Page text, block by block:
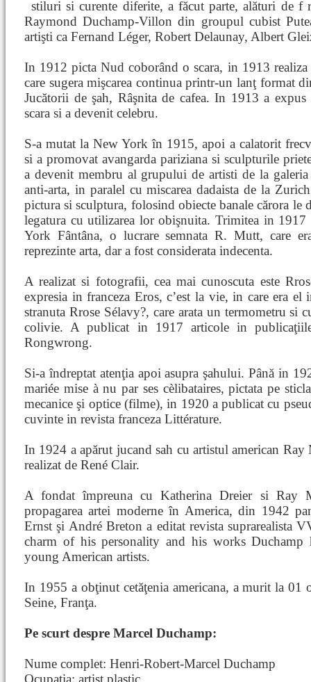
stiluri si curente diferite, a făcut parte, alături de f
Raymond Duchamp-Villon din groupul cubist
artişti ca Fernand Léger, Robert Delaunay, Albert
In 1912 picta Nud coborând o scara, in 1913
care sugera mişcarea continua printr-un lanţ format
Jucătorii de şah, Râşnita de cafea. In 1913 a
scara si a devenit celebru.
S-a mutat la New York în 1915, apoi a calatorit
si a promovat avangarda pariziana si sculpturile
a devenit membru al grupului de artisti de la
anti-arta, in paralel cu miscarea dadaista de la
pictura si sculptura, folosind obiecte banale cărora le
legatura cu utilizarea lor obişnuita. Trimitea in
York Fântâna, o lucrare semnata R. Mutt, care
reprezinte arta, dar a fost considerata indecenta.
A realizat si fotografii, cea mai cunoscuta este
expresia in franceza Eros, c’est la vie, in care era
stranuta Rrose Sélavy?, care arata un termometru si
colivie. A publicat in 1917 articole in
Rongwrong.
Si-a îndreptat atenţia apoi asupra şahului. Până in
mariée mise à nu par ses cèlibataires, pictata pe
mecanice şi optice (filme), in 1920 a publicat cu
cuvinte in revista franceza Littérature.
In 1924 a apărut jucand sah cu artistul american
realizat de René Clair.
A fondat împreuna cu Katherina Dreier si Ray
propagarea artei moderne în America, din 1942
Ernst şi André Breton a editat revista suprarealista
charm of his personality and his works Duchamp
young American artists.
In 1955 a obţinut cetăţenia americana, a murit la
Seine, Franţa.
Pe scurt despre Marcel Duchamp:
Nume complet: Henri-Robert-Marcel Duchamp
Ocupatia: artist plastic